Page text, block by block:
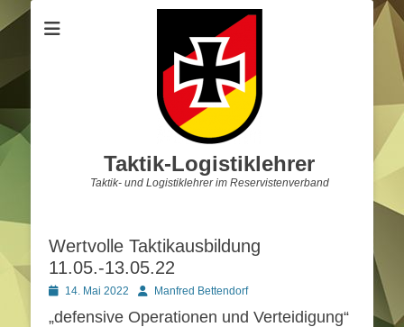
Taktik-Logistiklehrer
Taktik- und Logistiklehrer im Reservistenverband
Wertvolle Taktikausbildung
11.05.-13.05.22
Posted14. Mai 2022 AutorManfred Bettendorf
„defensive Operationen und Verteidigung“